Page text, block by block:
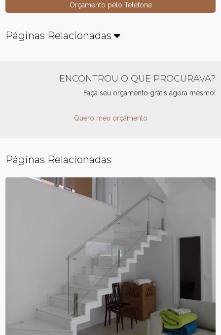
Orçamento pelo Telefone
Páginas Relacionadas
ENCONTROU O QUE PROCURAVA?
Faça seu orçamento grátis agora mesmo!
Quero meu orçamento
Páginas Relacionadas